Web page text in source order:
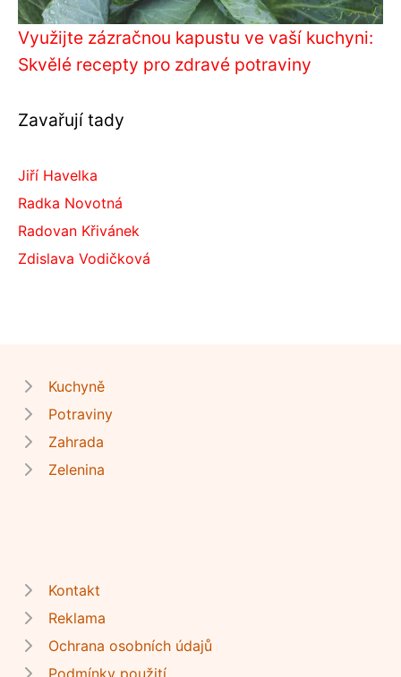
Využijte zázračnou kapustu ve vaší kuchyni:
Skvělé recepty pro zdravé potraviny
Zavařují tady
Jiří Havelka
Radka Novotná
Radovan Křivánek
Zdislava Vodičková
Kuchyně
Potraviny
Zahrada
Zelenina
Kontakt
Reklama
Ochrana osobních údajů
Podmínky použití